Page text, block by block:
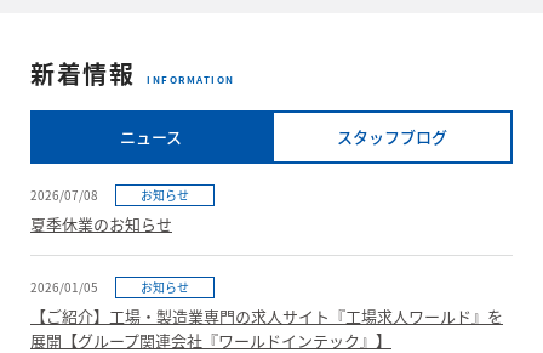
新着情報 INFORMATION
ニュース スタッフブログ
2026/07/08 お知らせ
夏季休業のお知らせ
2026/01/05 お知らせ
【ご紹介】工場・製造業専門の求人サイト『工場求人ワールド』を
展開【グループ関連会社『ワールドインテック』】